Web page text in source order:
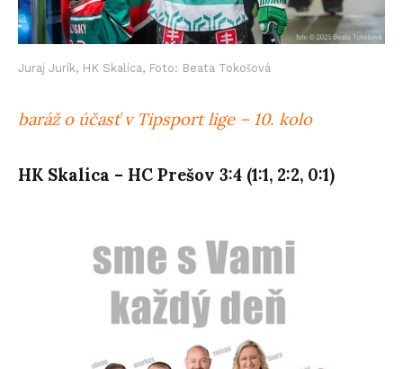
Juraj Jurík, HK Skalica, Foto: Beata Tokošová
baráž o účasť v Tipsport lige – 10. kolo
HK Skalica – HC Prešov 3:4 (1:1, 2:2, 0:1)